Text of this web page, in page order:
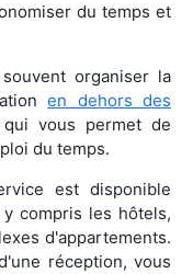
du temps et
organiser la
en dehors des
vous permet de
du temps.
est disponible
compris les hôtels,
d'appartements.
réception, vous